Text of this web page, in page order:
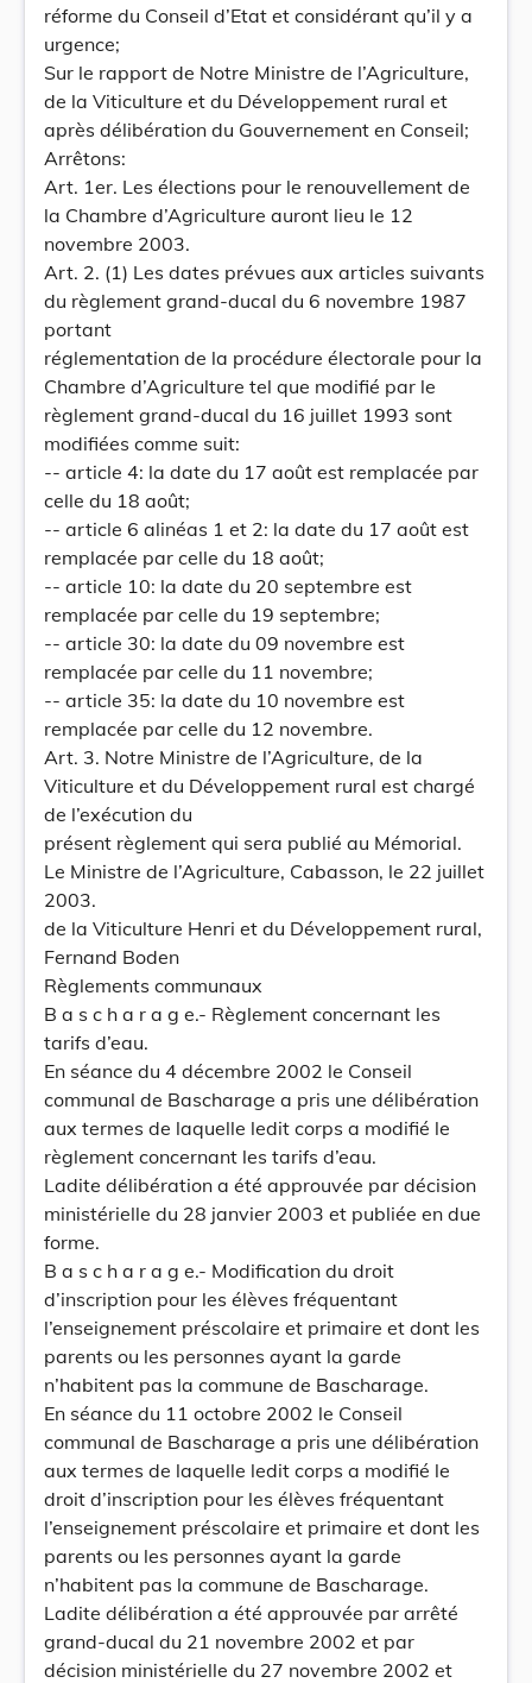
réforme du Conseil d’Etat et considérant qu’il y a
urgence;
Sur le rapport de Notre Ministre de l’Agriculture,
de la Viticulture et du Développement rural et
après délibération du Gouvernement en Conseil;
Arrêtons:
Art. 1er. Les élections pour le renouvellement de
la Chambre d’Agriculture auront lieu le 12
novembre 2003.
Art. 2. (1) Les dates prévues aux articles suivants
du règlement grand-ducal du 6 novembre 1987
portant
réglementation de la procédure électorale pour la
Chambre d’Agriculture tel que modifié par le
règlement grand-ducal du 16 juillet 1993 sont
modifiées comme suit:
-- article 4: la date du 17 août est remplacée par
celle du 18 août;
-- article 6 alinéas 1 et 2: la date du 17 août est
remplacée par celle du 18 août;
-- article 10: la date du 20 septembre est
remplacée par celle du 19 septembre;
-- article 30: la date du 09 novembre est
remplacée par celle du 11 novembre;
-- article 35: la date du 10 novembre est
remplacée par celle du 12 novembre.
Art. 3. Notre Ministre de l’Agriculture, de la
Viticulture et du Développement rural est chargé
de l’exécution du
présent règlement qui sera publié au Mémorial.
Le Ministre de l’Agriculture, Cabasson, le 22 juillet
2003.
de la Viticulture Henri et du Développement rural,
Fernand Boden
Règlements communaux
B a s c h a r a g e.- Règlement concernant les
tarifs d’eau.
En séance du 4 décembre 2002 le Conseil
communal de Bascharage a pris une délibération
aux termes de laquelle ledit corps a modifié le
règlement concernant les tarifs d’eau.
Ladite délibération a été approuvée par décision
ministérielle du 28 janvier 2003 et publiée en due
forme.
B a s c h a r a g e.- Modification du droit
d’inscription pour les élèves fréquentant
l’enseignement préscolaire et primaire et dont les
parents ou les personnes ayant la garde
n’habitent pas la commune de Bascharage.
En séance du 11 octobre 2002 le Conseil
communal de Bascharage a pris une délibération
aux termes de laquelle ledit corps a modifié le
droit d’inscription pour les élèves fréquentant
l’enseignement préscolaire et primaire et dont les
parents ou les personnes ayant la garde
n’habitent pas la commune de Bascharage.
Ladite délibération a été approuvée par arrêté
grand-ducal du 21 novembre 2002 et par
décision ministérielle du 27 novembre 2002 et